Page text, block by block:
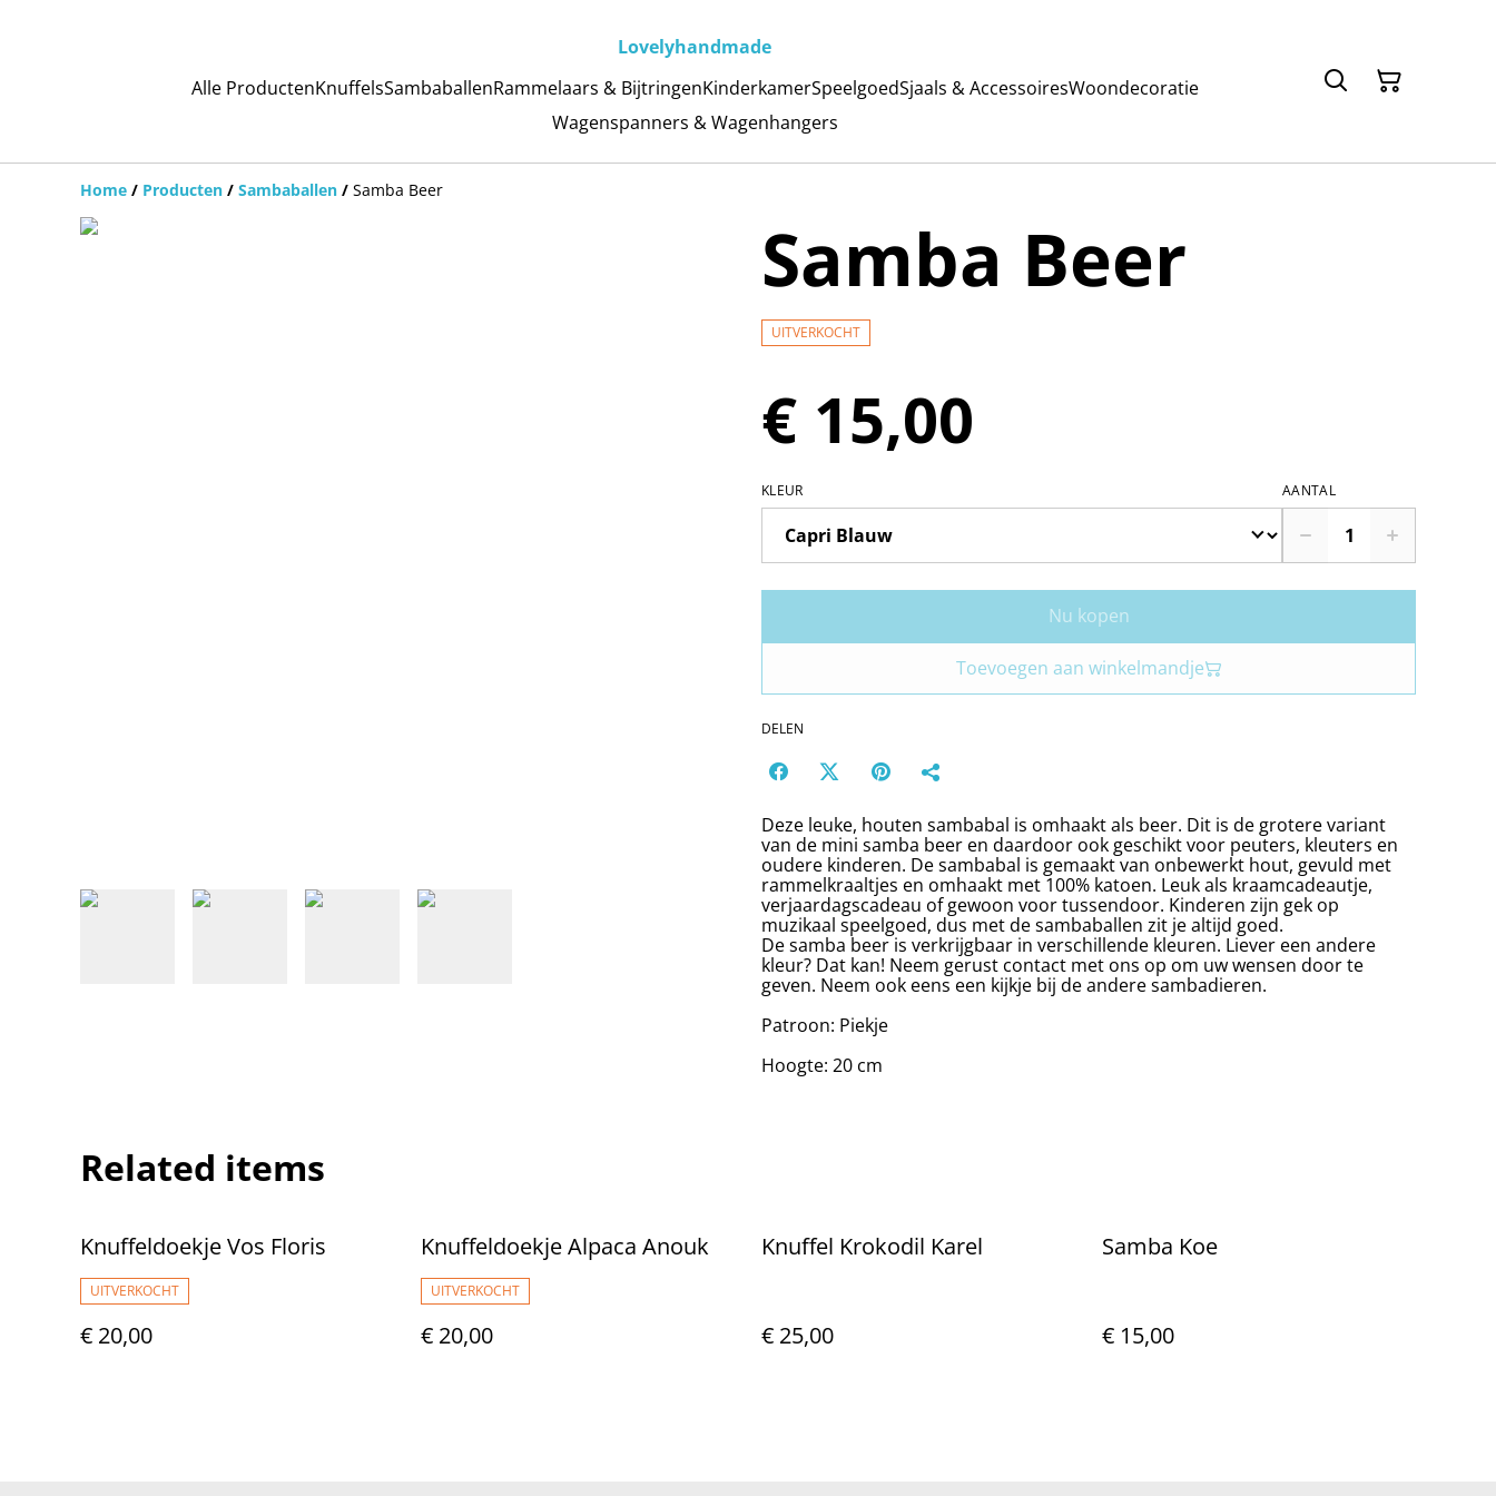
Lovelyhandmade
Alle ProductenKnuffelsSambaballenRammelaars & BijtringenKinderkamerSpeelgoedSjaals & AccessoiresWoondecoratie
Wagenspanners & Wagenhangers
Home / Producten / Sambaballen / Samba Beer
Samba Beer
UITVERKOCHT
€ 15,00
KLEUR AANTAL
Nu kopen
Toevoegen aan winkelmandje
DELEN
Deze leuke, houten sambabal is omhaakt als beer. Dit is de grotere variant
van de mini samba beer en daardoor ook geschikt voor peuters, kleuters en
oudere kinderen. De sambabal is gemaakt van onbewerkt hout, gevuld met
rammelkraaltjes en omhaakt met 100% katoen. Leuk als kraamcadeautje,
verjaardagscadeau of gewoon voor tussendoor. Kinderen zijn gek op
muzikaal speelgoed, dus met de sambaballen zit je altijd goed.
De samba beer is verkrijgbaar in verschillende kleuren. Liever een andere
kleur? Dat kan! Neem gerust contact met ons op om uw wensen door te
geven. Neem ook eens een kijkje bij de andere sambadieren.
Patroon: Piekje
Hoogte: 20 cm
Related items
Knuffeldoekje Vos Floris
UITVERKOCHT
€ 20,00
Knuffeldoekje Alpaca Anouk
UITVERKOCHT
€ 20,00
Knuffel Krokodil Karel
€ 25,00
Samba Koe
€ 15,00